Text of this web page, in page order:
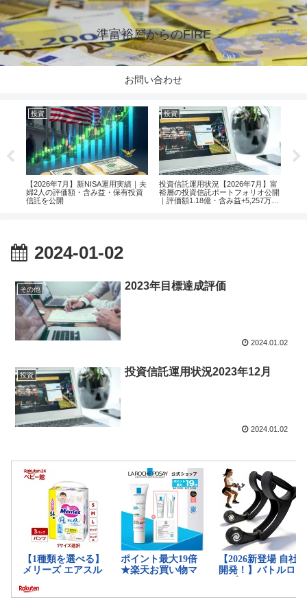
準富裕層からのFIRE
お問い合わせ
投資
【2026年7月】新NISA運用実績｜夫
婦2人の評価額・含み益・保有投資
信託を公開
投資
投資信託運用状況【2026年7月】富
裕層の投資信託ポートフォリオ公開
｜評価額1.18億・含み益+5,257万円
2024-01-02
その他 2023年目標達成評価
2024.01.02
投資 投資信託運用状況2023年12月
2024.01.02